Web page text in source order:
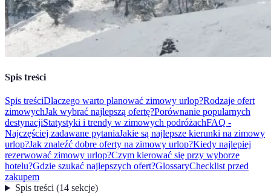
Spis treści
Spis treściDlaczego warto planować zimowy urlop?Rodzaje ofert
zimowychJak wybrać najlepszą ofertę?Porównanie popularnych
destynacjiStatystyki i trendy w zimowych podróżachFAQ -
Najczęściej zadawane pytaniaJakie są najlepsze kierunki na zimowy
urlop?Jak znaleźć dobre oferty na zimowy urlop?Kiedy najlepiej
rezerwować zimowy urlop?Czym kierować się przy wyborze
hotelu?Gdzie szukać najlepszych ofert?GlossaryChecklist przed
zakupem
Spis treści(14 sekcje)